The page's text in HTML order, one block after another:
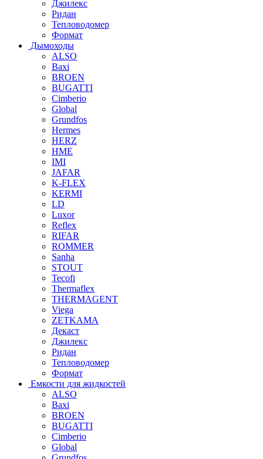
Джилекс
Ридан
Тепловодомер
Формат
Дымоходы
ALSO
Baxi
BROEN
BUGATTI
Cimberio
Global
Grundfos
Hermes
HERZ
HME
IMI
JAFAR
K-FLEX
KERMI
LD
Luxor
Reflex
RIFAR
ROMMER
Sanha
STOUT
Tecofi
Thermaflex
THERMAGENT
Viega
ZETKAMA
Декаст
Джилекс
Ридан
Тепловодомер
Формат
Емкости для жидкостей
ALSO
Baxi
BROEN
BUGATTI
Cimberio
Global